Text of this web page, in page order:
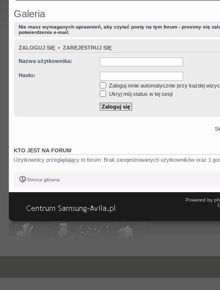
Galeria
Nie masz wymaganych uprawnień, aby czytać posty na tym forum - prosimy się
potwierdzenia e-mail.
ZALOGUJ SIĘ • ZAREJESTRUJ SIĘ
Nazwa użytkownika:
Hasło:
Zaloguj mnie automatycznie przy każdej
Ukryj mój status w tej sesji
KTO JEST NA FORUM
Użytkownicy przeglądający to forum: Brak zarejestrowanych użytkowników oraz 1
Strona główna
Powered by